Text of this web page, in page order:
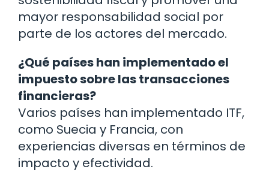
mayor responsabilidad social por
parte de los actores del mercado.
¿Qué países han implementado el
impuesto sobre las transacciones
financieras?
Varios países han implementado ITF,
como Suecia y Francia, con
experiencias diversas en términos de
impacto y efectividad.